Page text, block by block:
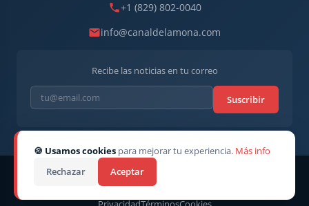
+1 (829) 802-0040
info@canaldelamona.com
Recibe las noticias en tu correo
Suscribir
© 2026CanaldelaMona. Todos los derechos reservados. · Director
CEO: Robert Linarez
🍪 Usamos cookies para mejorar tu experiencia. Más info
Rechazar
Aceptar